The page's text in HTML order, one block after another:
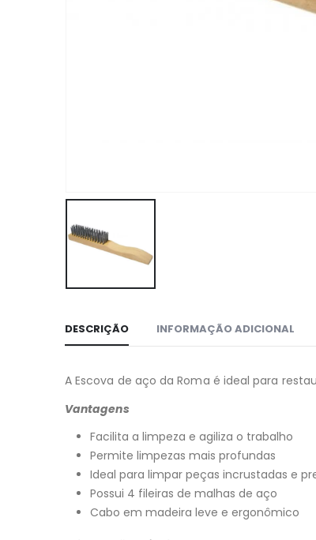
DESCRIÇÃO INFORMAÇÃO ADICIONAL
A Escova de aço da Roma é ideal para
Vantagens
Facilita a limpeza e agiliza o trabalho
Permite limpezas mais profundas
Ideal para limpar peças incrustadas e
Possui 4 fileiras de malhas de aço
Cabo em madeira leve e ergonômico